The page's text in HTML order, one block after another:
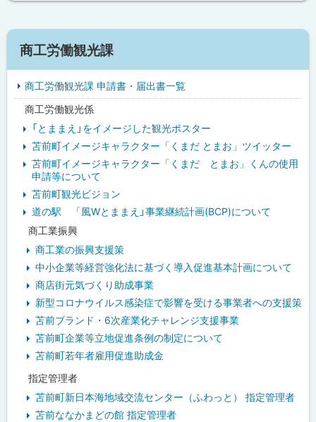
サ
イ
ド
商工労働観光課
商工労働観光課 申請書・届出書一覧
商工労働観光係
「とままえ」をイメージした観光ポスター
苫前町イメージキャラクター「くまだ とまお」ツイッター
苫前町イメージキャラクター「くまだ とまお」くんの使用
申請等について
苫前町観光ビジョン
道の駅 「風Wとままえ」事業継続計画(BCP)について
商工業振興
商工業の振興支援策
中小企業等経営強化法に基づく導入促進基本計画について
商店街元気づくり助成事業
新型コロナウイルス感染症で影響を受ける事業者への支援策
苫前ブランド・6次産業化チャレンジ支援事業
苫前町企業等立地促進条例の制定について
苫前町若年者雇用促進助成金
指定管理者
苫前町新日本海地域交流センター（ふわっと） 指定管理者
苫前ななかまどの館 指定管理者